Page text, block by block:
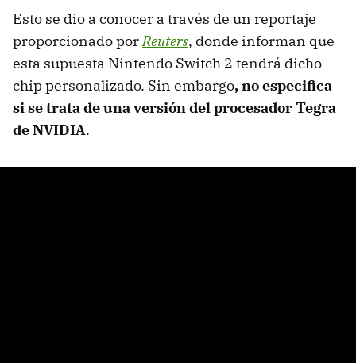
Esto se dio a conocer a través de un reportaje
proporcionado porReuters, donde informan que
esta supuesta Nintendo Switch 2 tendrá dicho
chip personalizado. Sin embargo, no especifica
si se trata de una versión del procesador Tegra
de NVIDIA.